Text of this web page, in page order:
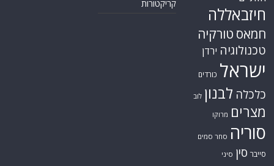
חיזבאללה
חמאס טורקיה
טכנולוגיה ירדן
ישראל כורדים
כלכלה לבנון לוב
מצרים מרוקו
סוריה סחר סמים
סייבר סין סיני
קריקטורות